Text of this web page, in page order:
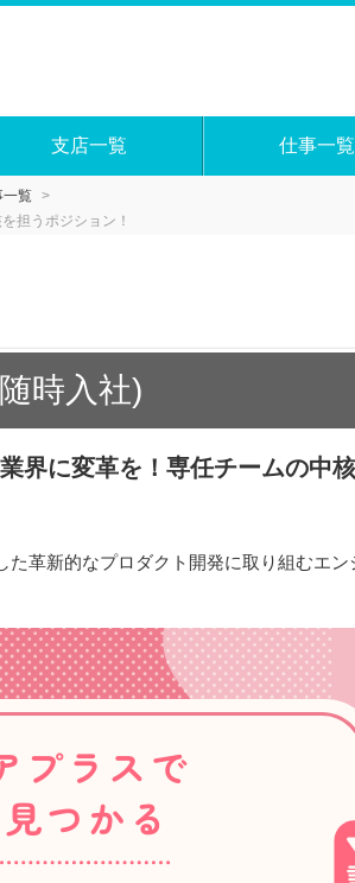
支店一覧 仕事一覧
一覧
担うポジション！
時入社)
界に変革を！専任チームの中
革新的なプロダクト開発に取り組むエ